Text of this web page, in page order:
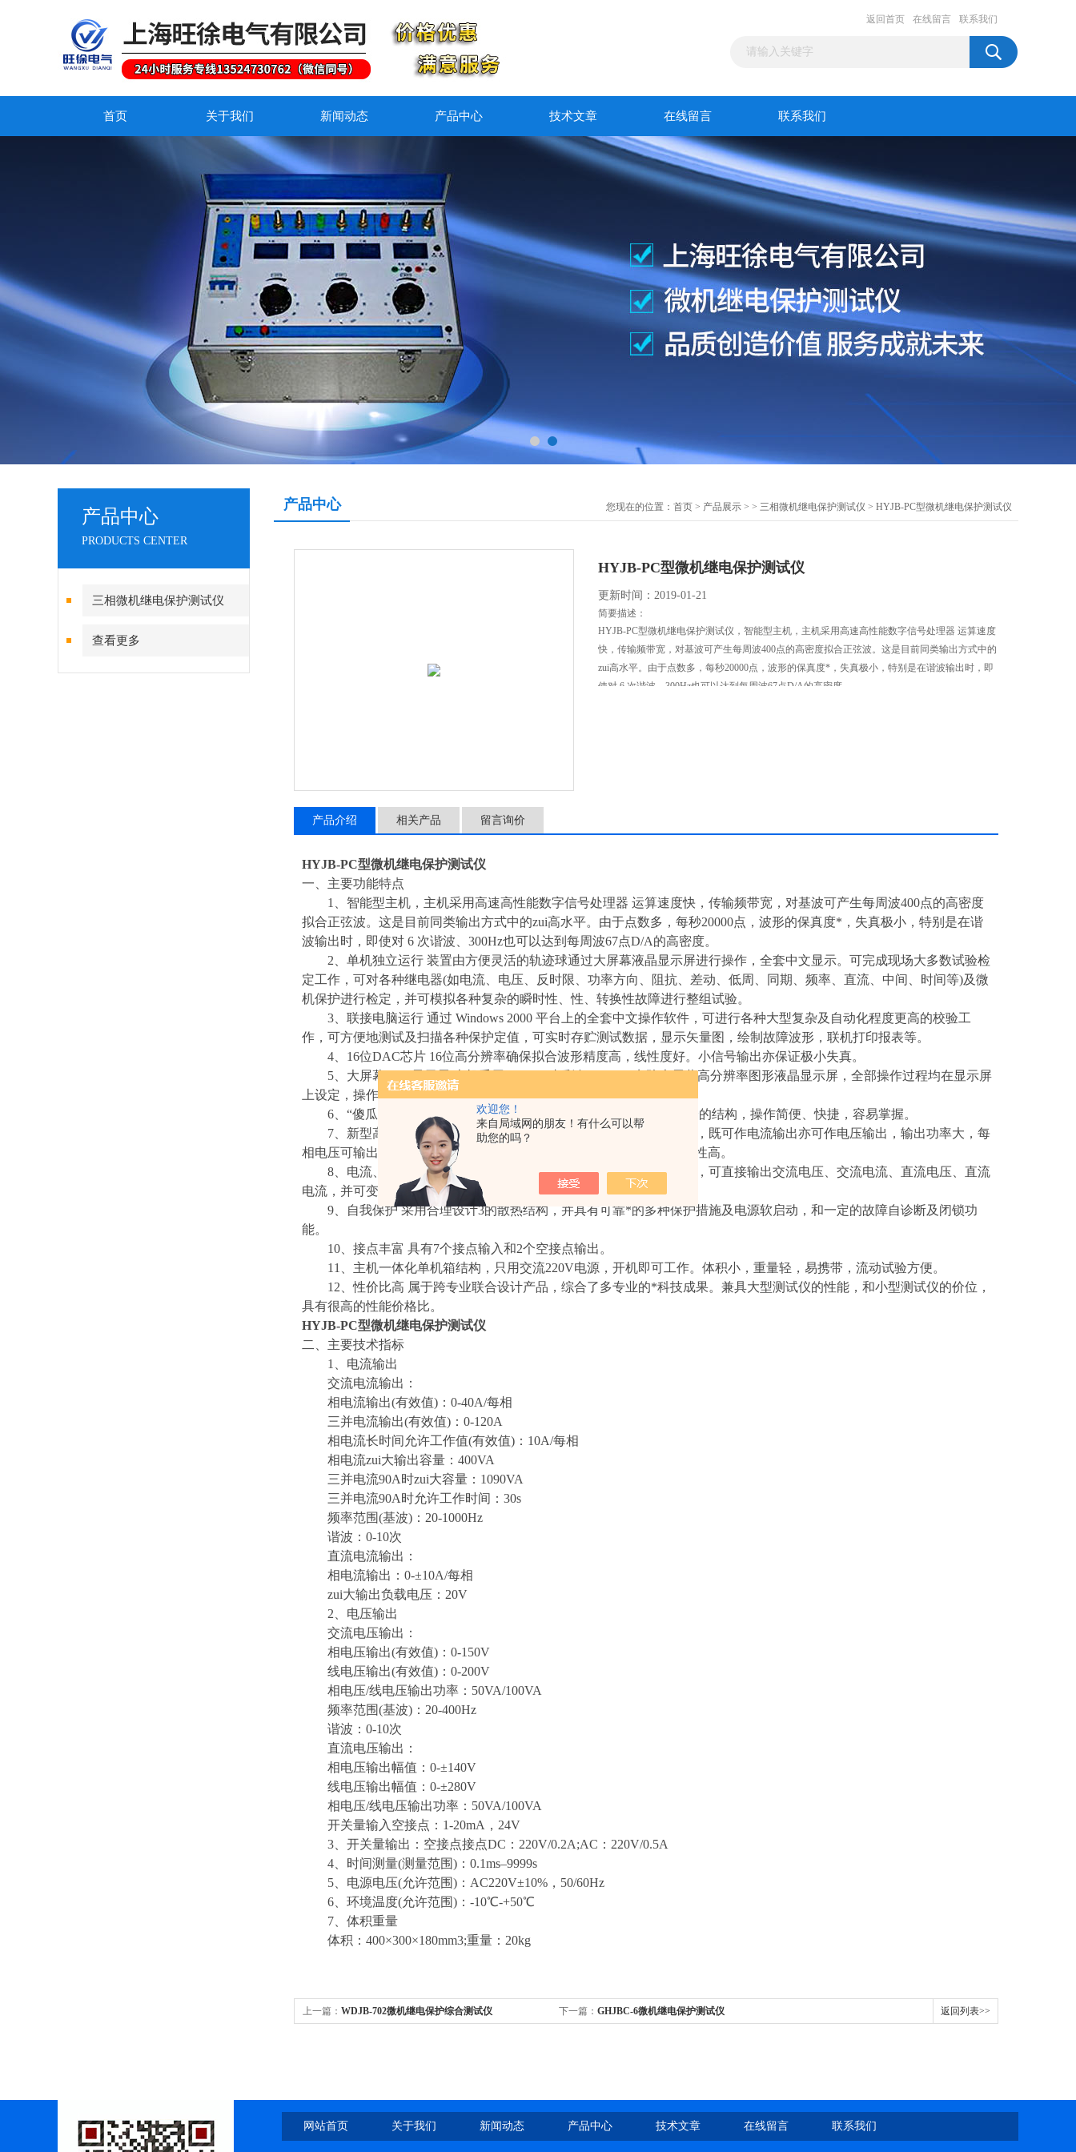
欢迎您！
来自局域网的朋友！有什么可以帮
助您的吗？
返回首页 在线留言 联系我们
首页 关于我们 新闻动态 产品中心 技术文章 在线留言 联系我们
产品中心
PRODUCTS CENTER
三相微机继电保护测试仪
查看更多
产品中心 您现在的位置： 首页 > 产品展示 > > 三相微机继电保护测试仪 > HYJB-PC型微机继电保护测试仪
HYJB-PC型微机继电保护测试仪
更新时间：2019-01-21
简要描述：
HYJB-PC型微机继电保护测试仪，智能型主机，主机采用高速高性能数字信号处理器 运算速度
快，传输频带宽，对基波可产生每周波400点的高密度拟合正弦波。这是目前同类输出方式中的
zui高水平。由于点数多，每秒20000点，波形的保真度*，失真极小，特别是在谐波输出时，即
使对 6 次谐波、300Hz也可以达到每周波67点D/A的高密度。
产品介绍 相关产品 留言询价
HYJB-PC型微机继电保护测试仪
一、主要功能特点
1、智能型主机，主机采用高速高性能数字信号处理器 运算速度快，传输频带宽，对基波可产生每周波400点的高密度
拟合正弦波。这是目前同类输出方式中的zui高水平。由于点数多，每秒20000点，波形的保真度*，失真极小，特别是在谐
波输出时，即使对 6 次谐波、300Hz也可以达到每周波67点D/A的高密度。
2、单机独立运行 装置由方便灵活的轨迹球通过大屏幕液晶显示屏进行操作，全套中文显示。可完成现场大多数试验检
定工作，可对各种继电器(如电流、电压、反时限、功率方向、阻抗、差动、低周、同期、频率、直流、中间、时间等)及微
机保护进行检定，并可模拟各种复杂的瞬时性、性、转换性故障进行整组试验。
3、联接电脑运行 通过 Windows 2000 平台上的全套中文操作软件，可进行各种大型复杂及自动化程度更高的校验工
作，可方便地测试及扫描各种保护定值，可实时存贮测试数据，显示矢量图，绘制故障波形，联机打印报表等。
4、16位DAC芯片 16位高分辨率确保拟合波形精度高，线性度好。小信号输出亦保证极小失真。
5、大屏幕LCD显示屏 本机采用8.4”TFT真彩色800×600点阵大屏幕高分辨率图形液晶显示屏，全部操作过程均在显示屏
上设定，操作界面和试验结果均汉化显示，显示直观清晰。
6、“傻瓜式”操作 采用*控制器“轨迹球鼠标”，大大简化了操作部分的结构，操作简便、快捷，容易掌握。
7、新型高保真功放 输出级采用新型大功率模块式高保真功放部件，既可作电流输出亦可作电压输出，输出功率大，每
相电压可输出高达AC150V，电流三并输出高达A12oA。精度好，可靠性高。
8、电流、电压直接输出 相电压、相电流采用直流型功放输出方式，可直接输出交流电压、交流电流、直流电压、直流
电流，并可变角度、变频率，可叠加 1-10 次谐波。
9、自我保护 采用合理设计3的散热结构，并具有可靠*的多种保护措施及电源软启动，和一定的故障自诊断及闭锁功
能。
10、接点丰富 具有7个接点输入和2个空接点输出。
11、主机一体化单机箱结构，只用交流220V电源，开机即可工作。体积小，重量轻，易携带，流动试验方便。
12、性价比高 属于跨专业联合设计产品，综合了多专业的*科技成果。兼具大型测试仪的性能，和小型测试仪的价位，
具有很高的性能价格比。
HYJB-PC型微机继电保护测试仪
二、主要技术指标
1、电流输出
交流电流输出：
相电流输出(有效值)：0-40A/每相
三并电流输出(有效值)：0-120A
相电流长时间允许工作值(有效值)：10A/每相
相电流zui大输出容量：400VA
三并电流90A时zui大容量：1090VA
三并电流90A时允许工作时间：30s
频率范围(基波)：20-1000Hz
谐波：0-10次
直流电流输出：
相电流输出：0-±10A/每相
zui大输出负载电压：20V
2、电压输出
交流电压输出：
相电压输出(有效值)：0-150V
线电压输出(有效值)：0-200V
相电压/线电压输出功率：50VA/100VA
频率范围(基波)：20-400Hz
谐波：0-10次
直流电压输出：
相电压输出幅值：0-±140V
线电压输出幅值：0-±280V
相电压/线电压输出功率：50VA/100VA
开关量输入空接点：1-20mA，24V
3、开关量输出：空接点接点DC：220V/0.2A;AC：220V/0.5A
4、时间测量(测量范围)：0.1ms–9999s
5、电源电压(允许范围)：AC220V±10%，50/60Hz
6、环境温度(允许范围)：-10℃-+50℃
7、体积重量
体积：400×300×180mm3;重量：20kg
上一篇： WDJB-702微机继电保护综合测试仪 下一篇： GHJBC-6微机继电保护测试仪 返回列表>>
网站首页 关于我们 新闻动态 产品中心 技术文章 在线留言 联系我们